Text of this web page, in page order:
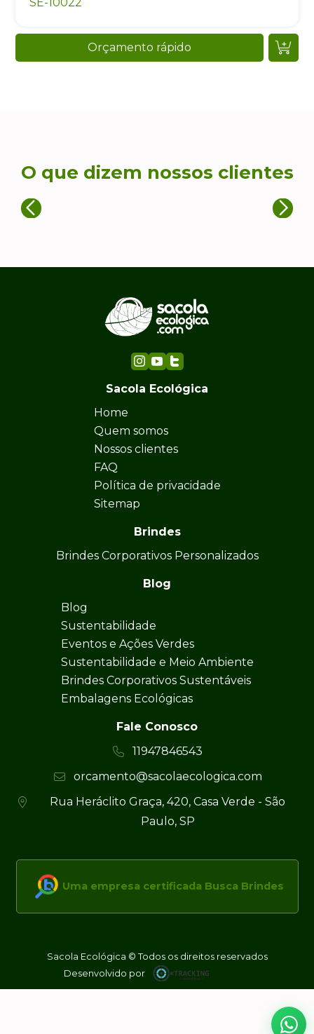
Orçamento rápido
O que dizem nossos clientes
Sacola Ecológica
Home
Quem somos
Nossos clientes
FAQ
Política de privacidade
Sitemap
Brindes
Brindes Corporativos Personalizados
Blog
Blog
Sustentabilidade
Eventos e Ações Verdes
Sustentabilidade e Meio Ambiente
Brindes Corporativos Sustentáveis
Embalagens Ecológicas
Fale Conosco
11947846543
orcamento@sacolaecologica.com
Rua Heráclito Graça, 420, Casa Verde - São
Paulo, SP
Uma empresa certificada Busca Brindes
Sacola Ecológica © Todos os direitos reservados
Desenvolvido por